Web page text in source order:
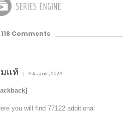
118 Comments
แท้ 6 August, 2026
you will find 77122 additional